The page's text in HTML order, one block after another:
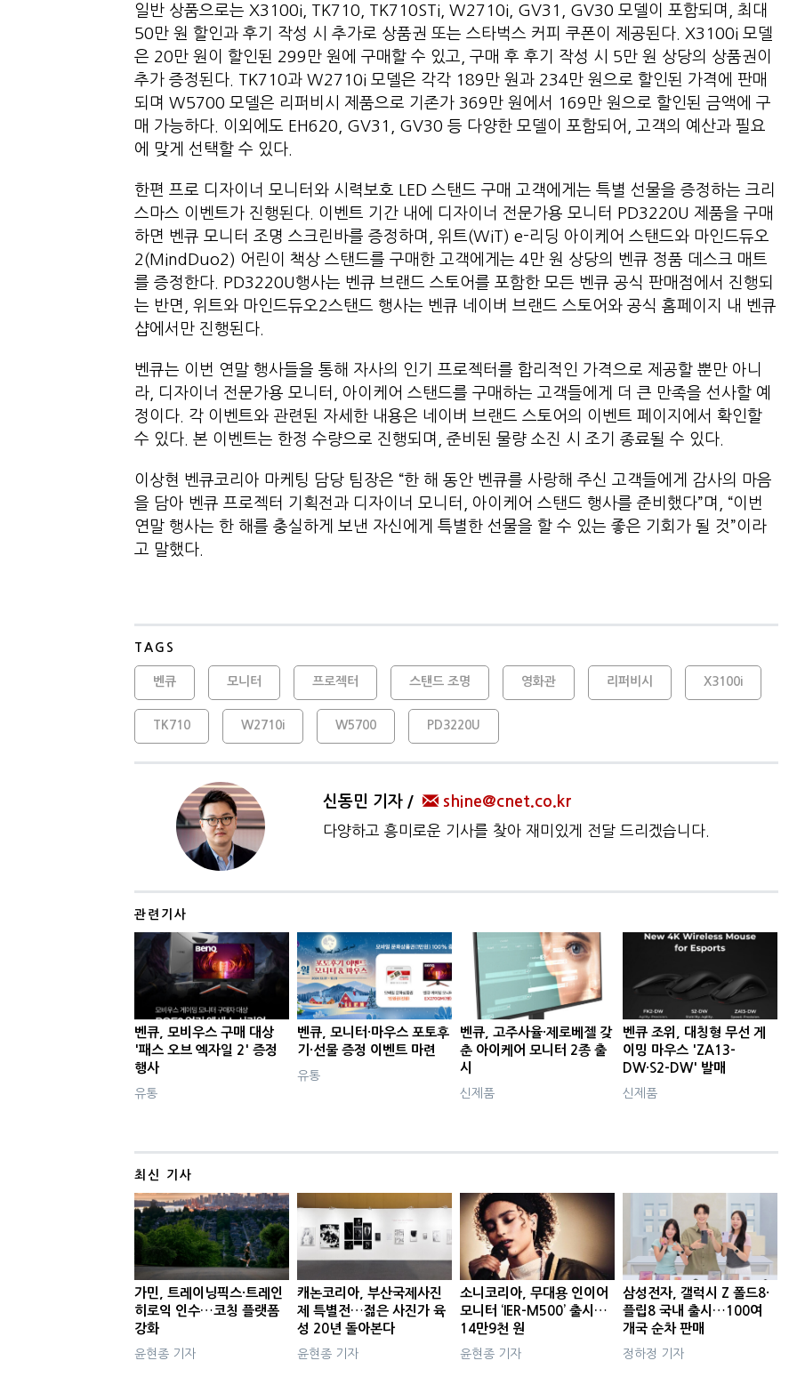
일반 상품으로는 X3100i, TK710, TK710STi, W2710i, GV31, GV30 모델이 포함되며, 최대
50만 원 할인과 후기 작성 시 추가로 상품권 또는 스타벅스 커피 쿠폰이 제공된다. X3100i 모델
은 20만 원이 할인된 299만 원에 구매할 수 있고, 구매 후 후기 작성 시 5만 원 상당의 상품권이
추가 증정된다. TK710과 W2710i 모델은 각각 189만 원과 234만 원으로 할인된 가격에 판매
되며 W5700 모델은 리퍼비시 제품으로 기존가 369만 원에서 169만 원으로 할인된 금액에 구
매 가능하다. 이외에도 EH620, GV31, GV30 등 다양한 모델이 포함되어, 고객의 예산과 필요
에 맞게 선택할 수 있다.
한편 프로 디자이너 모니터와 시력보호 LED 스탠드 구매 고객에게는 특별 선물을 증정하는 크리
스마스 이벤트가 진행된다. 이벤트 기간 내에 디자이너 전문가용 모니터 PD3220U 제품을 구매
하면 벤큐 모니터 조명 스크린바를 증정하며, 위트(WiT) e-리딩 아이케어 스탠드와 마인드듀오
2(MindDuo2) 어린이 책상 스탠드를 구매한 고객에게는 4만 원 상당의 벤큐 정품 데스크 매트
를 증정한다. PD3220U행사는 벤큐 브랜드 스토어를 포함한 모든 벤큐 공식 판매점에서 진행되
는 반면, 위트와 마인드듀오2스탠드 행사는 벤큐 네이버 브랜드 스토어와 공식 홈페이지 내 벤큐
샵에서만 진행된다.
벤큐는 이번 연말 행사들을 통해 자사의 인기 프로젝터를 합리적인 가격으로 제공할 뿐만 아니
라, 디자이너 전문가용 모니터, 아이케어 스탠드를 구매하는 고객들에게 더 큰 만족을 선사할 예
정이다. 각 이벤트와 관련된 자세한 내용은 네이버 브랜드 스토어의 이벤트 페이지에서 확인할
수 있다. 본 이벤트는 한정 수량으로 진행되며, 준비된 물량 소진 시 조기 종료될 수 있다.
이상현 벤큐코리아 마케팅 담당 팀장은 “한 해 동안 벤큐를 사랑해 주신 고객들에게 감사의 마음
을 담아 벤큐 프로젝터 기획전과 디자이너 모니터, 아이케어 스탠드 행사를 준비했다”며, “이번
연말 행사는 한 해를 충실하게 보낸 자신에게 특별한 선물을 할 수 있는 좋은 기회가 될 것”이라
고 말했다.
TAGS
벤큐 모니터 프로젝터 스탠드 조명 영화관 리퍼비시 X3100i
TK710 W2710i W5700 PD3220U
신동민 기자 shine@cnet.co.kr
다양하고 흥미로운 기사를 찾아 재미있게 전달 드리겠습니다.
관련기사
벤큐, 모비우스 구매 대상
'패스 오브 엑자일 2' 증정
행사
유통
벤큐, 모니터·마우스 포토후
기·선물 증정 이벤트 마련
유통
벤큐, 고주사율·제로베젤 갖
춘 아이케어 모니터 2종 출
시
신제품
벤큐 조위, 대칭형 무선 게
이밍 마우스 'ZA13-
DW·S2-DW' 발매
신제품
최신 기사
가민, 트레이닝픽스·트레인
히로익 인수…코칭 플랫폼
강화
윤현종 기자
캐논코리아, 부산국제사진
제 특별전…젊은 사진가 육
성 20년 돌아본다
윤현종 기자
소니코리아, 무대용 인이어
모니터 ‘IER-M500’ 출시…
14만9천 원
윤현종 기자
삼성전자, 갤럭시 Z 폴드8·
플립8 국내 출시…100여
개국 순차 판매
정하정 기자